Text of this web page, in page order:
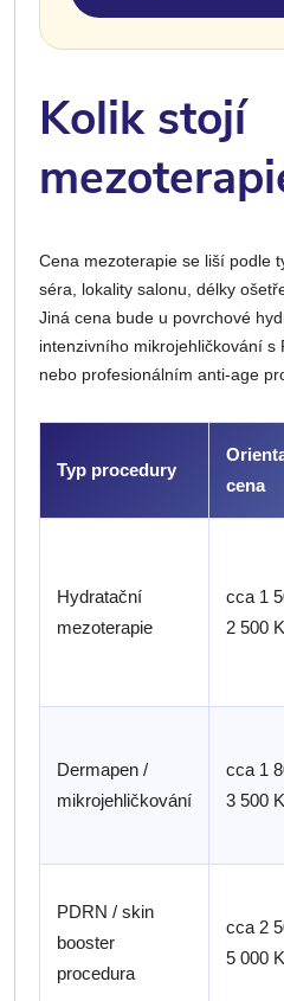
Kolik stojí
Cena mezoterapie se liší podle
séra, lokality salonu, délky
Jiná cena bude u povrchové
intenzivního mikrojehličkování s
nebo profesionálním anti-age
Typ procedury
cena
Hydratační
mezoterapie
cca 1
2 500
Dermapen /
mikrojehličkování
cca 1
3 500
PDRN / skin
booster
procedura
cca 2
5 000